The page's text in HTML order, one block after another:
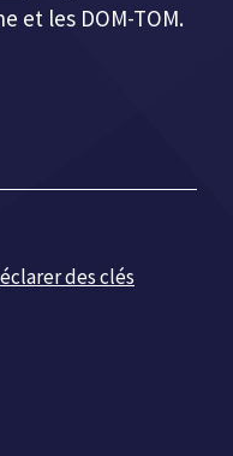
et les DOM-TOM.
des clés